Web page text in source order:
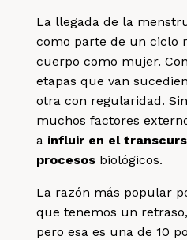
La llegada de la
como parte de un ciclo
cuerpo como mujer.
etapas que van
otra con regularidad.
muchos factores
a influir en el
procesos biológicos.
La razón más popular
que tenemos un
pero esa es una de 10